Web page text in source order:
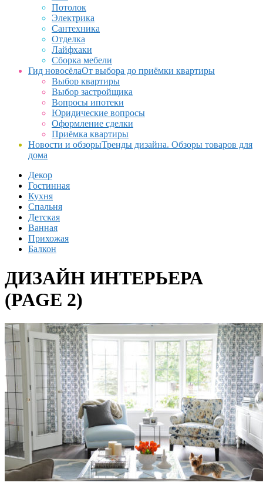
Потолок
Электрика
Сантехника
Отделка
Лайфхаки
Сборка мебели
Гид новосёлаОт выбора до приёмки квартиры
Выбор квартиры
Выбор застройщика
Вопросы ипотеки
Юридические вопросы
Оформление сделки
Приёмка квартиры
Новости и обзорыТренды дизайна. Обзоры товаров для
дома
Декор
Гостинная
Кухня
Спальня
Детская
Ванная
Прихожая
Балкон
ДИЗАЙН ИНТЕРЬЕРА
(PAGE 2)